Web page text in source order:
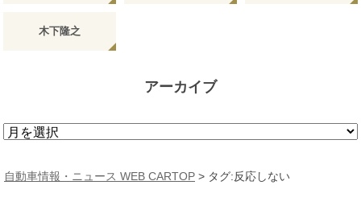
木下隆之
アーカイブ
ア
カ
自動車情報・ニュース WEB CARTOP > タグ:反応しない